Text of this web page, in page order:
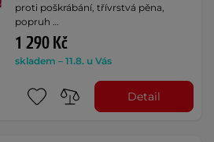
proti poškrábání, třívrstvá pěna,
popruh …
1 290 Kč
skladem – 11.8. u Vás
Detail